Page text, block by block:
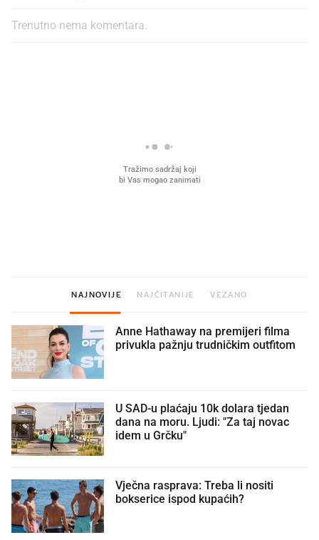
Trenutno nema komentara.
NAJNOVIJE NAJČITANIJE VEZANO
Anne Hathaway na premijeri filma
privukla pažnju trudničkim outfitom
U SAD-u plaćaju 10k dolara tjedan
dana na moru. Ljudi: "Za taj novac
idem u Grčku"
Vječna rasprava: Treba li nositi
bokserice ispod kupaćih?